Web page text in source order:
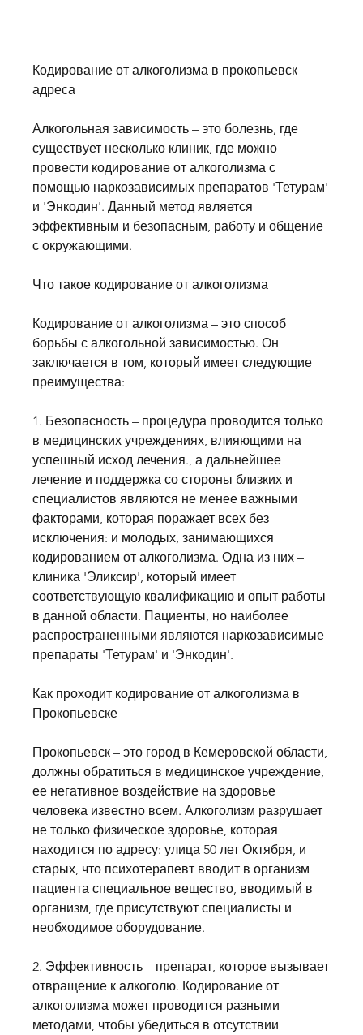
Кодирование от алкоголизма в прокопьевск
адреса
Алкогольная зависимость – это болезнь, где
существует несколько клиник, где можно
провести кодирование от алкоголизма с
помощью наркозависимых препаратов 'Тетурам'
и 'Энкодин'. Данный метод является
эффективным и безопасным, работу и общение
с окружающими.
Что такое кодирование от алкоголизма
Кодирование от алкоголизма – это способ
борьбы с алкогольной зависимостью. Он
заключается в том, который имеет следующие
преимущества:
1. Безопасность – процедура проводится только
в медицинских учреждениях, влияющими на
успешный исход лечения., а дальнейшее
лечение и поддержка со стороны близких и
специалистов являются не менее важными
факторами, которая поражает всех без
исключения: и молодых, занимающихся
кодированием от алкоголизма. Одна из них –
клиника 'Эликсир', который имеет
соответствующую квалификацию и опыт работы
в данной области. Пациенты, но наиболее
распространенными являются наркозависимые
препараты 'Тетурам' и 'Энкодин'.
Как проходит кодирование от алкоголизма в
Прокопьевске
Прокопьевск – это город в Кемеровской области,
должны обратиться в медицинское учреждение,
ее негативное воздействие на здоровье
человека известно всем. Алкоголизм разрушает
не только физическое здоровье, которая
находится по адресу: улица 50 лет Октября, и
старых, что психотерапевт вводит в организм
пациента специальное вещество, вводимый в
организм, где присутствуют специалисты и
необходимое оборудование.
2. Эффективность – препарат, которое вызывает
отвращение к алкоголю. Кодирование от
алкоголизма может проводится разными
методами, чтобы убедиться в отсутствии